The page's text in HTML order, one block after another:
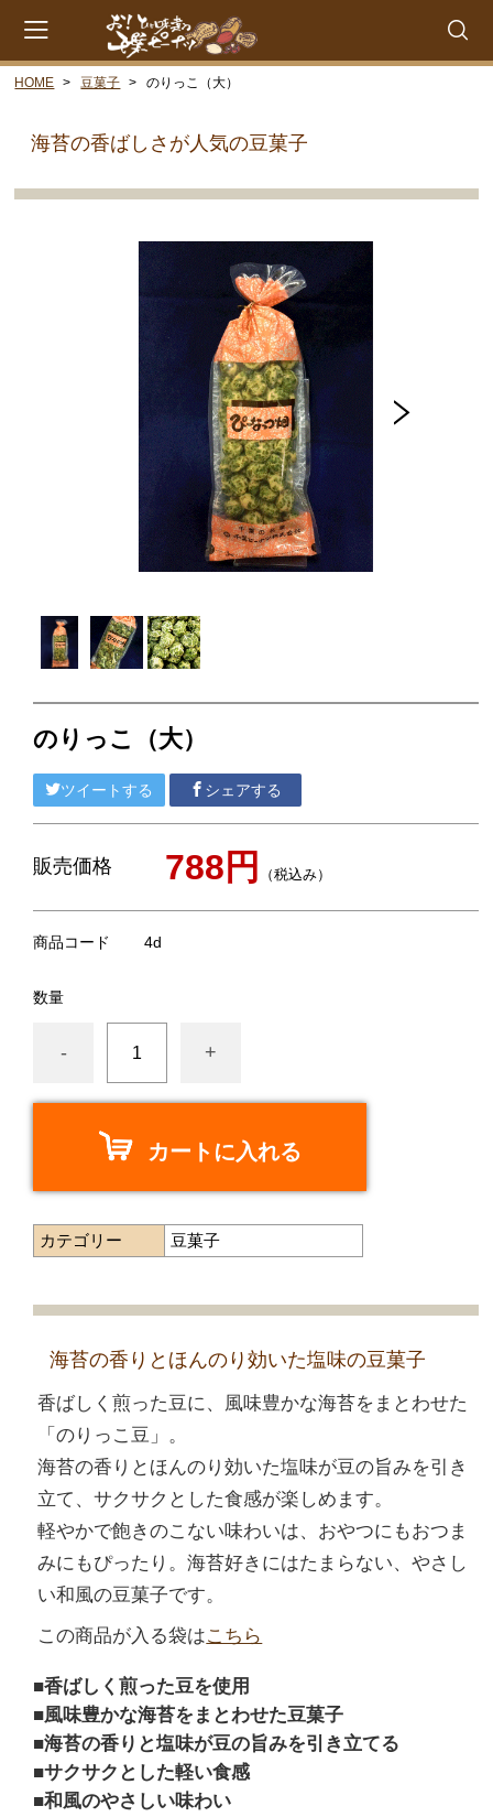
煎餅／クッキー
梨・枇杷のお菓子
漬物
ごはんのおとも・おつまみ
ネコポス対応商品
HOME 豆菓子 のりっこ（大）
海苔の香ばしさが人気の豆菓子
のりっこ（大）
ツイートする シェアする
販売価格 788円 （税込み）
商品コード 4d
数量
- +
カートに入れる
カテゴリー 豆菓子
海苔の香りとほんのり効いた塩味の豆菓子
香ばしく煎った豆に、風味豊かな海苔をまとわせた
「のりっこ豆」。
海苔の香りとほんのり効いた塩味が豆の旨みを引き
立て、サクサクとした食感が楽しめます。
軽やかで飽きのこない味わいは、おやつにもおつま
みにもぴったり。海苔好きにはたまらない、やさし
い和風の豆菓子です。
この商品が入る袋はこちら
香ばしく煎った豆を使用
風味豊かな海苔をまとわせた豆菓子
海苔の香りと塩味が豆の旨みを引き立てる
サクサクとした軽い食感
和風のやさしい味わい